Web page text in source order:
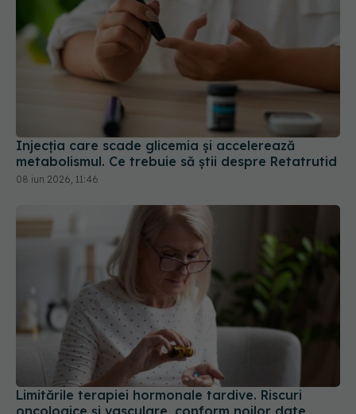
Injecția care scade glicemia și accelerează
metabolismul. Ce trebuie să știi despre Retatrutid
Limitările terapiei hormonale tardive. Riscuri
oncologice și vasculare, conform noilor date
24 apr 2026, 18:25